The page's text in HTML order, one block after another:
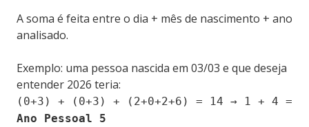
A soma é feita entre o dia + mês de nascimento + ano
analisado.
Exemplo: uma pessoa nascida em 03/03 e que deseja
entender 2026 teria:
(0+3) + (0+3) + (2+0+2+6) = 14 → 1 + 4 =
Ano Pessoal 5